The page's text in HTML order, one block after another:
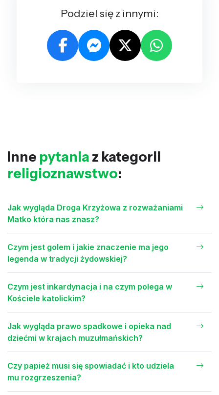
Podziel się z innymi:
Inne pytania z kategorii
religioznawstwo:
Jak wygląda Droga Krzyżowa z rozważaniami
Matko która nas znasz?
Czym jest golem i jakie znaczenie ma jego
legenda w tradycji żydowskiej?
Czym jest inkardynacja i na czym polega w
Kościele katolickim?
Jak wygląda prawo spadkowe i opieka nad
dziećmi w krajach muzułmańskich?
Czy papież musi się spowiadać i kto udziela
mu rozgrzeszenia?